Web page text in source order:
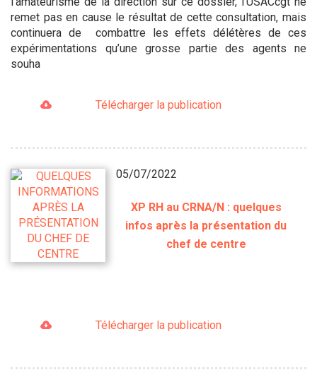
remet pas en cause le résultat de cette consultation, mais
continuera de combattre les effets délétères de ces
expérimentations qu’une grosse partie des agents ne
souha
Télécharger la publication
05/07/2022
XP RH au CRNA/N : quelques
infos après la présentation du
chef de centre
Télécharger la publication